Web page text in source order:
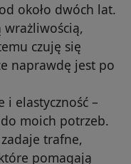
około dwóch lat.
wrażliwością,
czuję się
naprawdę jest po
i elastyczność –
moich potrzeb.
trafne,
pomagają